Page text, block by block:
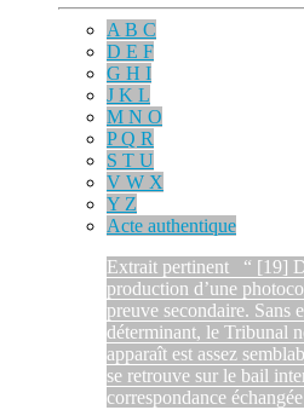
A B C
D E F
G H I
J K L
M N O
P Q R
S T U
V W X
Y Z
Acte authentique
Extrait pertinent “ [19]
production d’une
preuve secondaire. Sans
déterminant, le Tribunal
apparaît est assez
se retrouve sur le bail
correspondance